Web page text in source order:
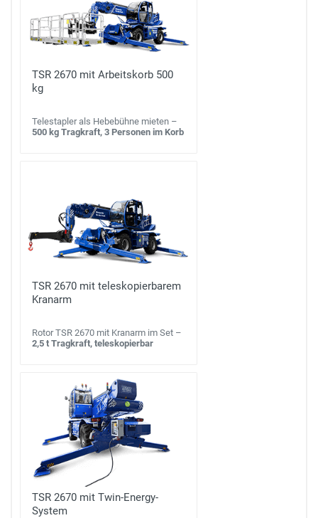
TSR 2670 mit Arbeitskorb 500
kg
Telestapler als Hebebühne mieten –
500 kg Tragkraft, 3 Personen im Korb
TSR 2670 mit teleskopierbarem
Kranarm
Rotor TSR 2670 mit Kranarm im Set –
2,5 t Tragkraft, teleskopierbar
TSR 2670 mit Twin-Energy-
System